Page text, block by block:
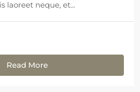
laoreet neque, et...
Read More